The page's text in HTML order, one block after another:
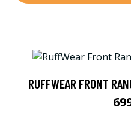
RUFFWEAR FRONT